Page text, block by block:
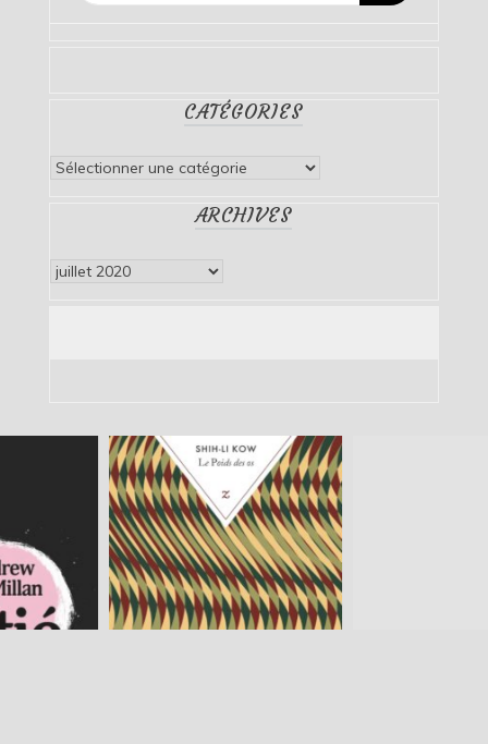
CATÉGORIES
Catégories
ARCHIVES
Archives